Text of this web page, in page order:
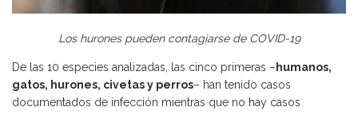
Los hurones pueden contagiarse de COVID-19
De las 10 especies analizadas, las cinco primeras – humanos,
gatos, hurones, civetas y perros– han tenido casos
documentados de infección mientras que no hay casos